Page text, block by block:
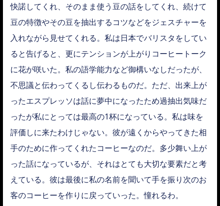
快諾してくれ、そのまま使う豆の話をしてくれ、続けて
豆の特徴やその豆を抽出するコツなどをジェスチャーを
入れながら見せてくれる。私は日本でバリスタをしてい
ると告げると、更にテンションが上がりコーヒートーク
に花が咲いた。私の語学能力など御構いなしだったが、
不思議と伝わってくるし伝わるものだ。ただ、出来上が
ったエスプレッソは話に夢中になったため過抽出気味だ
ったが私にとっては最高の1杯になっている。私は味を
評価しに来たわけじゃない。彼が遠くからやってきた相
手のために作ってくれたコーヒーなのだ。多少舞い上が
った話になっているが、それはとても大切な要素だと考
えている。彼は最後に私の名前を聞いて手を振り次のお
客のコーヒーを作りに戻っていった。憧れるわ。